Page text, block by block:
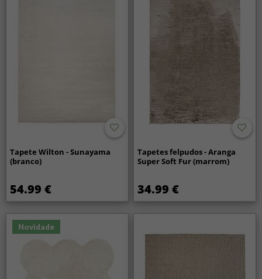
Tapete Wilton - Sunayama
(branco)
54.99 €
Tapetes felpudos - Aranga
Super Soft Fur (marrom)
34.99 €
Novidade